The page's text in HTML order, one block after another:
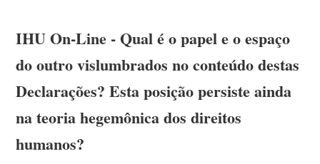
IHU On-Line - Qual é o papel e o espaço
do outro vislumbrados no conteúdo destas
Declarações? Esta posição persiste ainda
na teoria hegemônica dos direitos
humanos?